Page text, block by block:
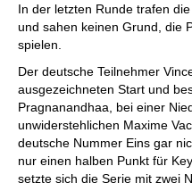
In der letzten Runde trafen
und sahen keinen Grund, die
spielen.
Der deutsche Teilnehmer
ausgezeichneten Start und
Pragnanandhaa, bei einer
unwiderstehlichen Maxime
deutsche Nummer Eins gar
nur einen halben Punkt für
setzte sich die Serie mit zwei